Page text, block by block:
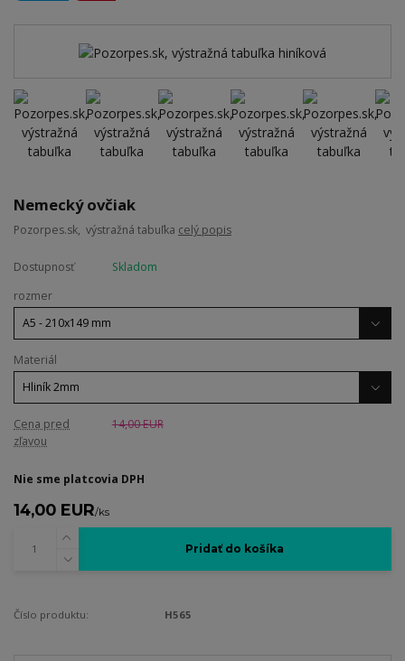
Nemecký ovčiak
Pozorpes.sk, výstražná tabuľka celý popis
Dostupnosť
Skladom
rozmer
Materiál
Cena pred
zľavou
14,00 EUR
Nie sme platcovia DPH
14,00 EUR/ks
Pridať do košíka
Číslo produktu: H565